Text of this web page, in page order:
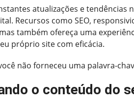
atualizações e
Recursos como SEO,
também ofereça uma
próprio site com eficácia.
não forneceu uma palavra-
o conteúdo do